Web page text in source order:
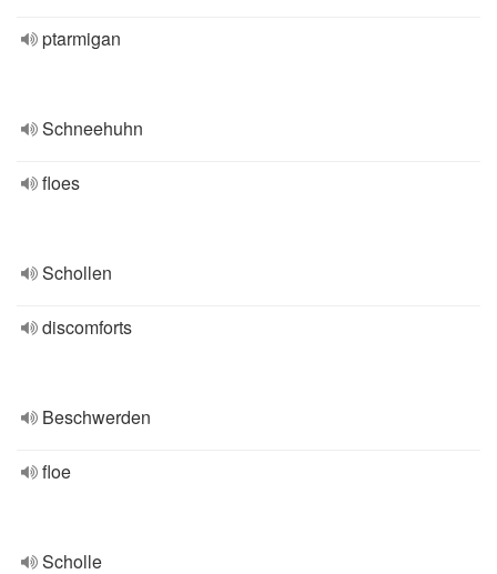
ptarmigan
Schneehuhn
floes
Schollen
discomforts
Beschwerden
floe
Scholle